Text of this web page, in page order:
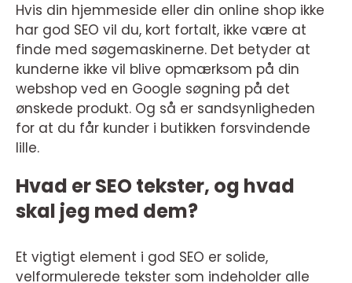
Hvis din hjemmeside eller din online shop ikke
har god SEO vil du, kort fortalt, ikke være at
finde med søgemaskinerne. Det betyder at
kunderne ikke vil blive opmærksom på din
webshop ved en Google søgning på det
ønskede produkt. Og så er sandsynligheden
for at du får kunder i butikken forsvindende
lille.
Hvad er SEO tekster, og hvad
skal jeg med dem?
Et vigtigt element i god SEO er solide,
velformulerede tekster som indeholder alle